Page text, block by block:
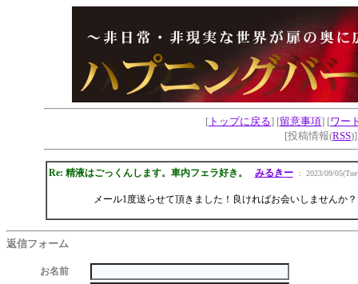
[ トップに戻る] [留意事項] [ワー
[投稿情報(RSS
Re: 精液はごっくんします。車内フェラ好き。 みるきー： 2023/09/
メール1度送らせて頂きました！良ければお会いしませんか
返信フォーム
お名前